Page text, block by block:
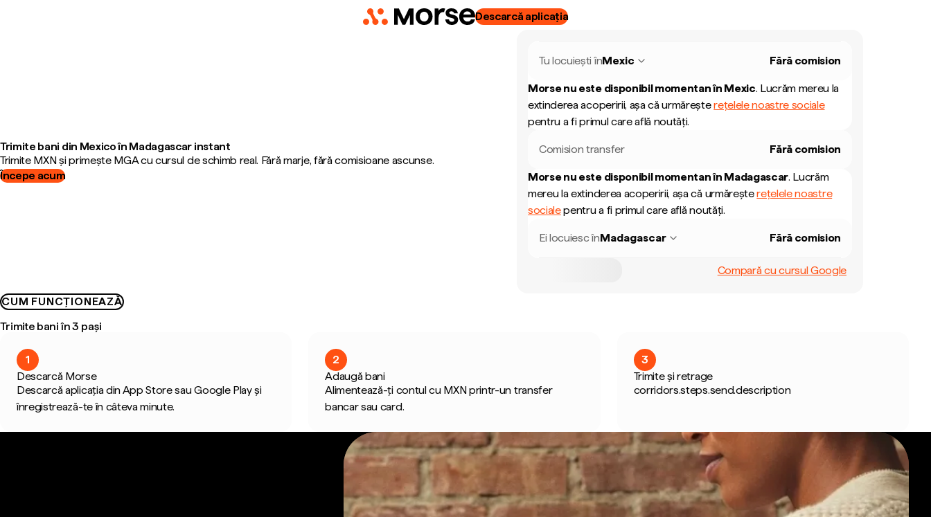
Descarcă aplicația
Trimite bani din Mexico în Madagascar instant
Trimite MXN și primește MGA cu cursul de schimb real. Fără marje, fără comisioane ascunse.
Începe acum
Tu locuiești înMexic Fără comision
Morse nu este disponibil momentan în Mexic. Lucrăm mereu la
extinderea acoperirii, așa că urmăreșterețelele noastre sociale
pentru a fi primul care află noutăți.
Comision transfer Fără comision
Morse nu este disponibil momentan în Madagascar. Lucrăm
mereu la extinderea acoperirii, așa că urmăreșterețelele noastre
socialepentru a fi primul care află noutăți.
Ei locuiesc înMadagascar Fără comision
Compară cu cursul Google
CUM FUNCȚIONEAZĂ
Trimite bani în 3 pași
1
Descarcă Morse
Descarcă aplicația din App Store sau Google Play și
înregistrează-te în câteva minute.
2
Adaugă bani
Alimentează-ți contul cu MXN printr-un transfer
bancar sau card.
3
Trimite și retrage
corridors.steps.send.description